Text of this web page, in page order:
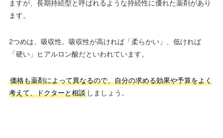
ますが、長期持続型と呼ばれるような持続性に優れた薬剤があり
ます。
2つめは、吸収性。吸収性が高ければ「柔らかい」、低ければ
「硬い」ヒアルロン酸だといわれています。
価格も薬剤によって異なるので、自分の求める効果や予算をよく
考えて、ドクターと相談しましょう。